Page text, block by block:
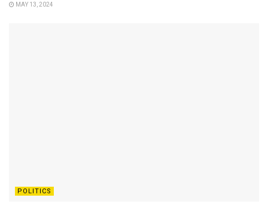
MAY 13, 2024
POLITICS